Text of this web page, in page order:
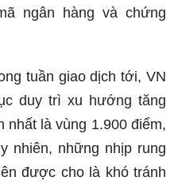
ngân hàng và chứng
tuần giao dịch tới, VN
duy trì xu hướng tăng
nhất là vùng 1.900 điểm,
nhiên, những nhịp rung
được cho là khó tránh